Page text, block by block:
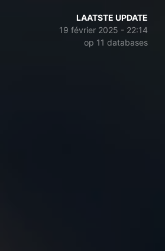
LAATSTE UPDATE
19 février 2025 - 22:14
op 11 databases